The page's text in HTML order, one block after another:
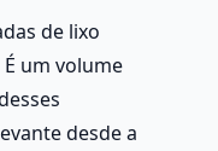
de lixo
um volume
desde a